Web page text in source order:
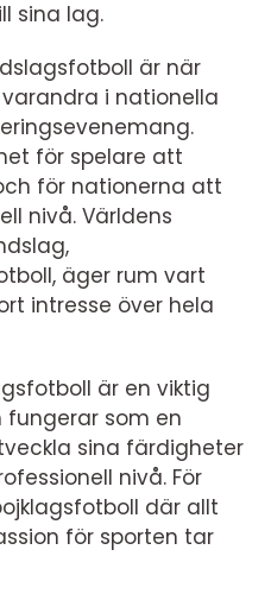
sina lag.
är när
i nationella
för spelare att
för nationerna att
nivå. Världens
äger rum vart
intresse över hela
är en viktig
fungerar som en
sina färdigheter
nivå. För
där allt
för sporten tar